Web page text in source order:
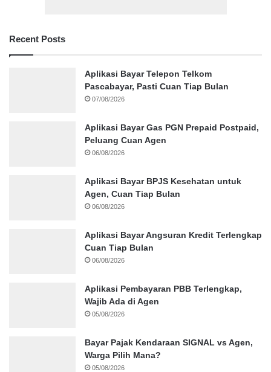
Recent Posts
Aplikasi Bayar Telepon Telkom
Pascabayar, Pasti Cuan Tiap Bulan
07/08/2026
Aplikasi Bayar Gas PGN Prepaid Postpaid,
Peluang Cuan Agen
06/08/2026
Aplikasi Bayar BPJS Kesehatan untuk
Agen, Cuan Tiap Bulan
06/08/2026
Aplikasi Bayar Angsuran Kredit Terlengkap
Cuan Tiap Bulan
06/08/2026
Aplikasi Pembayaran PBB Terlengkap,
Wajib Ada di Agen
05/08/2026
Bayar Pajak Kendaraan SIGNAL vs Agen,
Warga Pilih Mana?
05/08/2026